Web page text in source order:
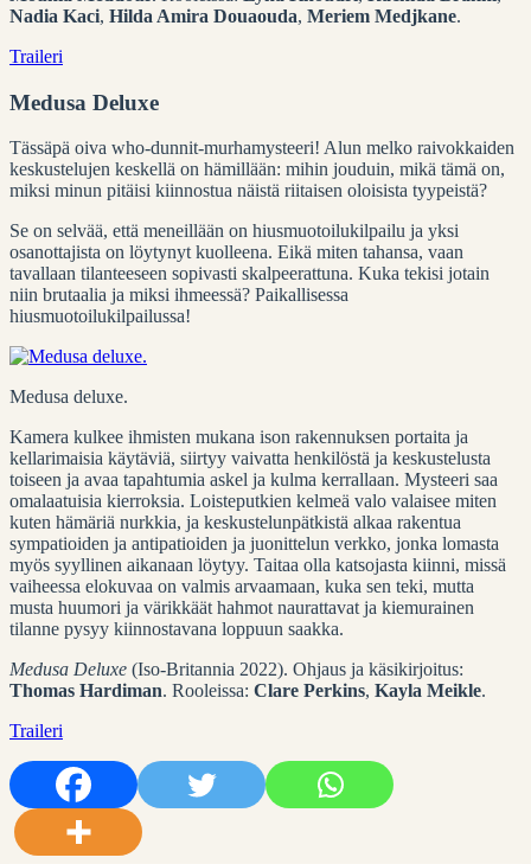
Nadia Kaci, Hilda Amira Douaouda, Meriem Medjkane.
Traileri
Medusa Deluxe
Tässäpä oiva who-dunnit-murhamysteeri! Alun melko raivokkaiden
keskustelujen keskellä on hämillään: mihin jouduin, mikä tämä on,
miksi minun pitäisi kiinnostua näistä riitaisen oloisista tyypeistä?
Se on selvää, että meneillään on hiusmuotoilukilpailu ja yksi
osanottajista on löytynyt kuolleena. Eikä miten tahansa, vaan
tavallaan tilanteeseen sopivasti skalpeerattuna. Kuka tekisi jotain
niin brutaalia ja miksi ihmeessä? Paikallisessa
hiusmuotoilukilpailussa!
Medusa deluxe.
Kamera kulkee ihmisten mukana ison rakennuksen portaita ja
kellarimaisia käytäviä, siirtyy vaivatta henkilöstä ja keskustelusta
toiseen ja avaa tapahtumia askel ja kulma kerrallaan. Mysteeri saa
omalaatuisia kierroksia. Loisteputkien kelmeä valo valaisee miten
kuten hämäriä nurkkia, ja keskustelunpätkistä alkaa rakentua
sympatioiden ja antipatioiden ja juonittelun verkko, jonka lomasta
myös syyllinen aikanaan löytyy. Taitaa olla katsojasta kiinni, missä
vaiheessa elokuvaa on valmis arvaamaan, kuka sen teki, mutta
musta huumori ja värikkäät hahmot naurattavat ja kiemurainen
tilanne pysyy kiinnostavana loppuun saakka.
Medusa Deluxe (Iso-Britannia 2022). Ohjaus ja käsikirjoitus:
Thomas Hardiman. Rooleissa: Clare Perkins, Kayla Meikle.
Traileri